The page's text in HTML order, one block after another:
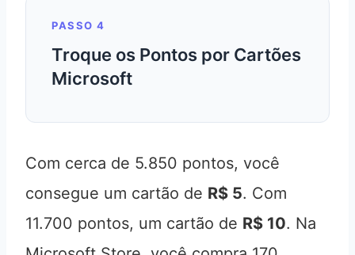
PASSO 4
Troque os Pontos por Cartões
Microsoft
Com cerca de 5.850 pontos, você
consegue um cartão de R$ 5. Com
11.700 pontos, um cartão de R$ 10. Na